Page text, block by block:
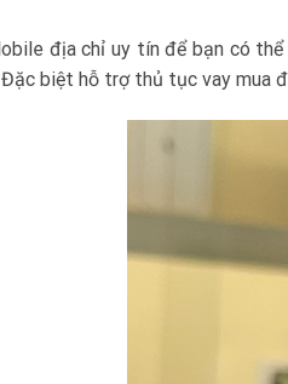
địa chỉ uy tín để bạn có
biệt hỗ trợ thủ tục vay mua